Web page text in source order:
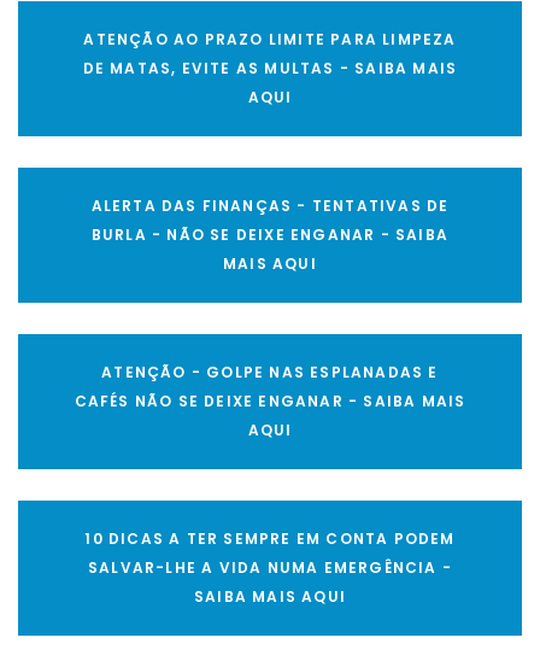
ATENÇÃO AO PRAZO LIMITE PARA LIMPEZA
DE MATAS, EVITE AS MULTAS - SAIBA MAIS
AQUI
ALERTA DAS FINANÇAS - TENTATIVAS DE
BURLA - NÃO SE DEIXE ENGANAR - SAIBA
MAIS AQUI
ATENÇÃO - GOLPE NAS ESPLANADAS E
CAFÉS NÃO SE DEIXE ENGANAR - SAIBA MAIS
AQUI
10 DICAS A TER SEMPRE EM CONTA PODEM
SALVAR-LHE A VIDA NUMA EMERGÊNCIA -
SAIBA MAIS AQUI